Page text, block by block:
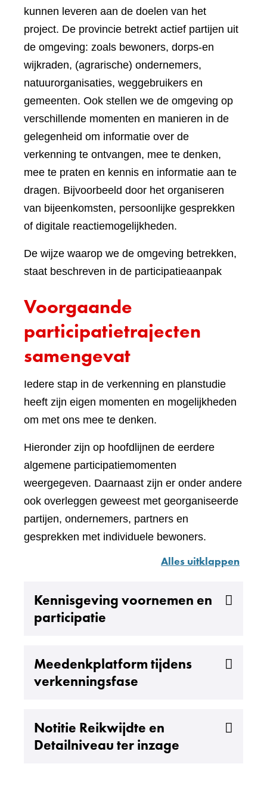
kunnen leveren aan de doelen van het
project. De provincie betrekt actief partijen uit
de omgeving: zoals bewoners, dorps-en
wijkraden, (agrarische) ondernemers,
natuurorganisaties, weggebruikers en
gemeenten. Ook stellen we de omgeving op
verschillende momenten en manieren in de
gelegenheid om informatie over de
verkenning te ontvangen, mee te denken,
mee te praten en kennis en informatie aan te
dragen. Bijvoorbeeld door het organiseren
van bijeenkomsten, persoonlijke gesprekken
of digitale reactiemogelijkheden.
De wijze waarop we de omgeving betrekken,
staat beschreven in de participatieaanpak
Voorgaande
participatietrajecten
samengevat
Iedere stap in de verkenning en planstudie
heeft zijn eigen momenten en mogelijkheden
om met ons mee te denken.
Hieronder zijn op hoofdlijnen de eerdere
algemene participatiemomenten
weergegeven. Daarnaast zijn er onder andere
ook overleggen geweest met georganiseerde
partijen, ondernemers, partners en
gesprekken met individuele bewoners.
Alles uitklappen
Kennisgeving voornemen en
participatie
Uitklappen
Meedenkplatform tijdens
verkenningsfase
Uitklappen
Notitie Reikwijdte en
Detailniveau ter inzage
Uitklappen